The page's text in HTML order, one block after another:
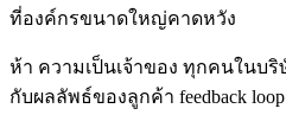
ที่องค์กรขนาดใหญ่คาดหวัง
ห้า ความเป็นเจ้าของ ทุกคนในบ
กับผลลัพธ์ของลูกค้า feedback